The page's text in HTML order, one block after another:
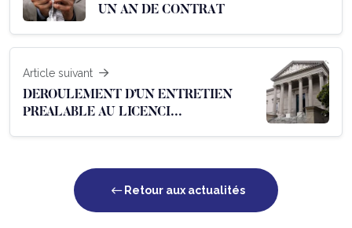
UN AN DE CONTRAT
Article suivant
DEROULEMENT D’UN ENTRETIEN
PREALABLE AU LICENCI...
Retour aux actualités